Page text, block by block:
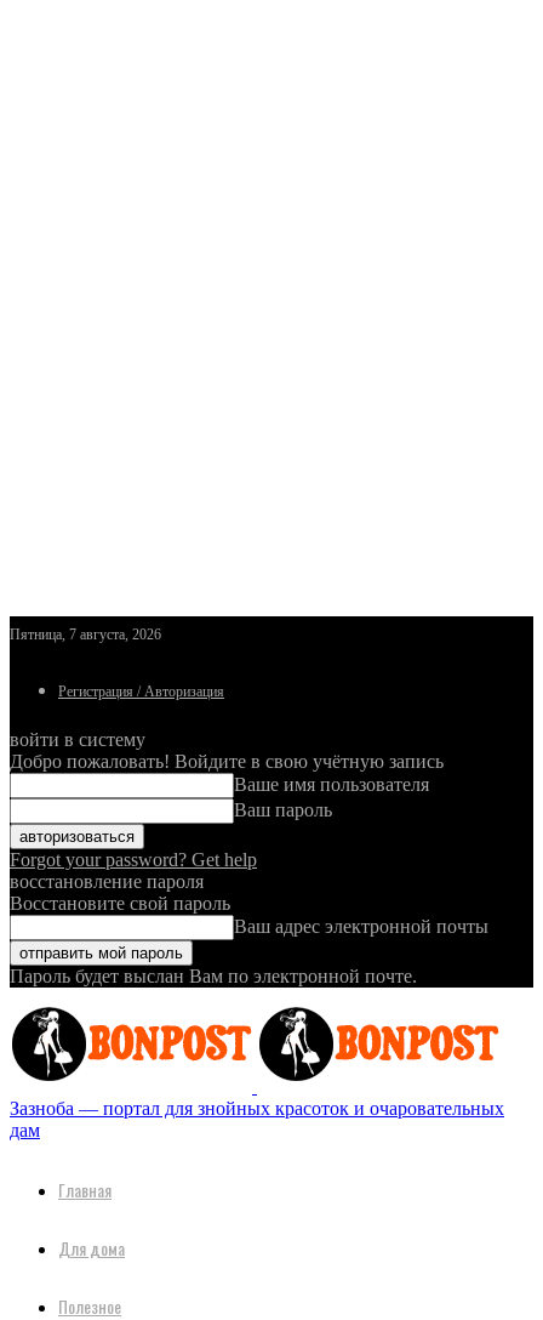
Пятница, 7 августа, 2026
Регистрация / Авторизация
войти в систему
Добро пожаловать! Войдите в свою учётную запись
Ваше имя пользователя
Ваш пароль
Forgot your password? Get help
восстановление пароля
Восстановите свой пароль
Ваш адрес электронной почты
Пароль будет выслан Вам по электронной почте.
Зазноба — портал для знойных красоток и очаровательных
дам
Главная
Для дома
Полезное